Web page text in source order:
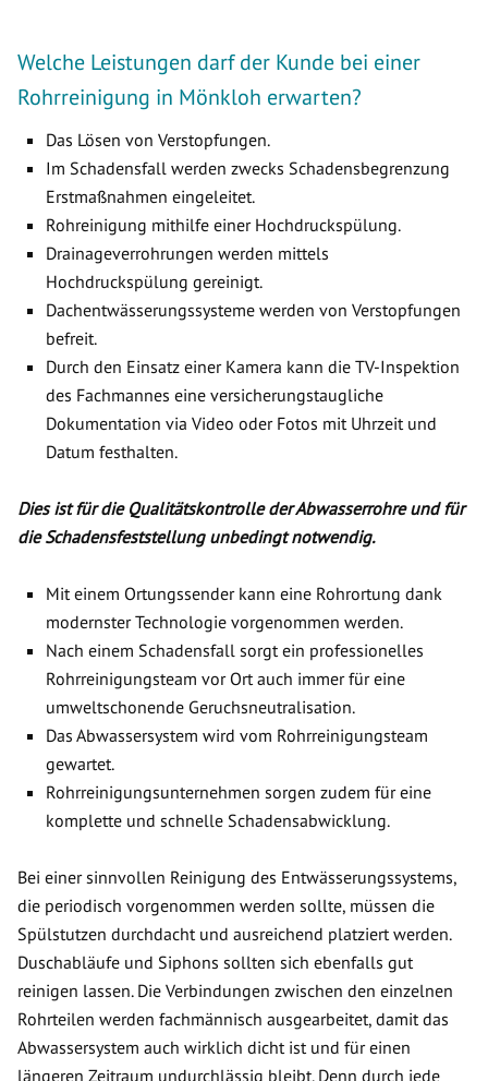
Welche Leistungen darf der Kunde bei einer
Rohrreinigung in Mönkloh erwarten?
Das Lösen von Verstopfungen.
Im Schadensfall werden zwecks Schadensbegrenzung
Erstmaßnahmen eingeleitet.
Rohreinigung mithilfe einer Hochdruckspülung.
Drainageverrohrungen werden mittels
Hochdruckspülung gereinigt.
Dachentwässerungssysteme werden von Verstopfungen
befreit.
Durch den Einsatz einer Kamera kann die TV-Inspektion
des Fachmannes eine versicherungstaugliche
Dokumentation via Video oder Fotos mit Uhrzeit und
Datum festhalten.
Dies ist für die Qualitätskontrolle der Abwasserrohre und für
die Schadensfeststellung unbedingt notwendig.
Mit einem Ortungssender kann eine Rohrortung dank
modernster Technologie vorgenommen werden.
Nach einem Schadensfall sorgt ein professionelles
Rohrreinigungsteam vor Ort auch immer für eine
umweltschonende Geruchsneutralisation.
Das Abwassersystem wird vom Rohrreinigungsteam
gewartet.
Rohrreinigungsunternehmen sorgen zudem für eine
komplette und schnelle Schadensabwicklung.
Bei einer sinnvollen Reinigung des Entwässerungssystems,
die periodisch vorgenommen werden sollte, müssen die
Spülstutzen durchdacht und ausreichend platziert werden.
Duschabläufe und Siphons sollten sich ebenfalls gut
reinigen lassen. Die Verbindungen zwischen den einzelnen
Rohrteilen werden fachmännisch ausgearbeitet, damit das
Abwassersystem auch wirklich dicht ist und für einen
längeren Zeitraum undurchlässig bleibt. Denn durch jede